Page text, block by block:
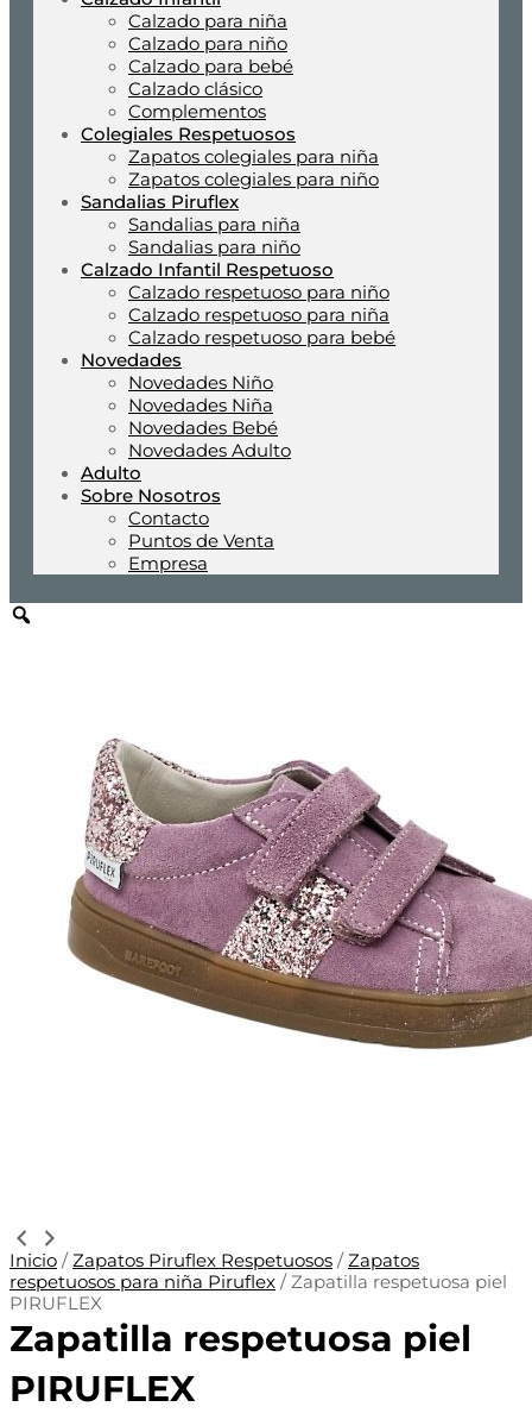
Calzado para niña
Calzado para niño
Calzado para bebé
Calzado clásico
Complementos
Colegiales Respetuosos
Zapatos colegiales para niña
Zapatos colegiales para niño
Sandalias Piruflex
Sandalias para niña
Sandalias para niño
Calzado Infantil Respetuoso
Calzado respetuoso para niño
Calzado respetuoso para niña
Calzado respetuoso para bebé
Novedades
Novedades Niño
Novedades Niña
Novedades Bebé
Novedades Adulto
Adulto
Sobre Nosotros
Contacto
Puntos de Venta
Empresa
Inicio / Zapatos Piruflex Respetuosos / Zapatos
respetuosos para niña Piruflex / Zapatilla respetuosa piel
PIRUFLEX
Zapatilla respetuosa piel
PIRUFLEX